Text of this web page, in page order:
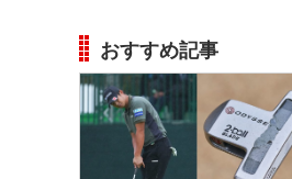
おすすめ記事